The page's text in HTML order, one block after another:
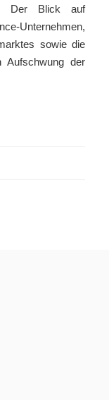
Der Blick auf
Unternehmen,
sowie die
Aufschwung der